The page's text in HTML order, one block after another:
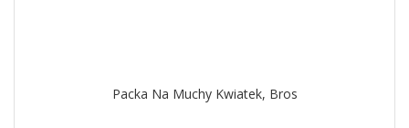
Packa Na Muchy Kwiatek, Bros